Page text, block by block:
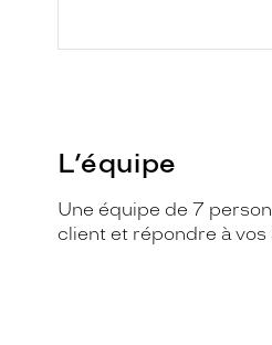
L’équipe
Une équipe de 7
client et répondre à vos